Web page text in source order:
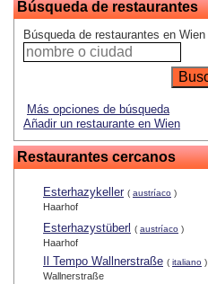
Búsqueda de restaurantes
Búsqueda de restaurantes en Wien
Más opciones de búsqueda
Añadir un restaurante en Wien
Restaurantes cercanos
Esterhazykeller ( austríaco )
Haarhof
Esterhazystüberl ( austríaco )
Haarhof
Il Tempo Wallnerstraße ( italiano )
Wallnerstraße